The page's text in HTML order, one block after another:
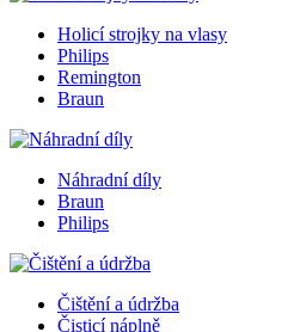
Holicí strojky na vlasy
Philips
Remington
Braun
Náhradní díly
Braun
Philips
Čištění a údržba
Čisticí náplně